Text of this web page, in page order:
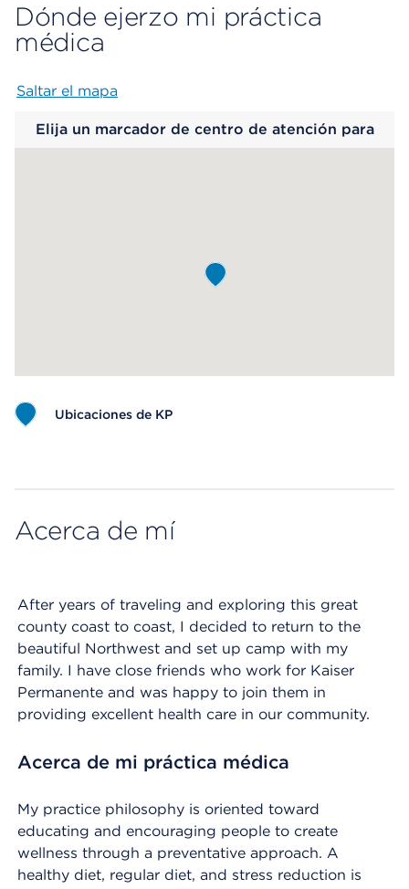
Dónde ejerzo mi práctica
médica
Saltar el mapa
Elija un marcador de centro de atención para
Ubicaciones de KP
Acerca de mí
After years of traveling and exploring this great
county coast to coast, I decided to return to the
beautiful Northwest and set up camp with my
family. I have close friends who work for Kaiser
Permanente and was happy to join them in
providing excellent health care in our community.
Acerca de mi práctica médica
My practice philosophy is oriented toward
educating and encouraging people to create
wellness through a preventative approach. A
healthy diet, regular diet, and stress reduction is